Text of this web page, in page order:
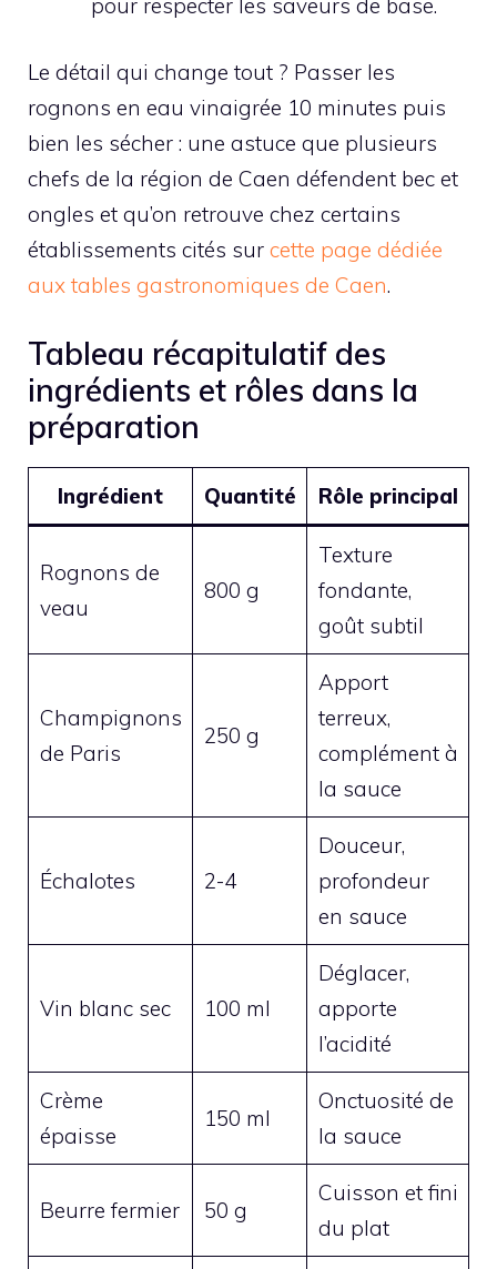
Le détail qui change tout ? Passer les
rognons en eau vinaigrée 10 minutes puis
bien les sécher : une astuce que plusieurs
chefs de la région de Caen défendent bec et
ongles et qu’on retrouve chez certains
établissements cités sur cette page dédiée
aux tables gastronomiques de Caen.
Tableau récapitulatif des
ingrédients et rôles dans la
préparation
Ingrédient Quantité Rôle principal
Rognons de
veau
800 g
Texture
fondante,
goût subtil
Champignons
de Paris
250 g
Apport
terreux,
complément à
la sauce
Échalotes 2-4
Douceur,
profondeur
en sauce
Vin blanc sec 100 ml
Déglacer,
apporte
l’acidité
Crème
épaisse
150 ml
Onctuosité de
la sauce
Beurre fermier 50 g
Cuisson et fini
du plat